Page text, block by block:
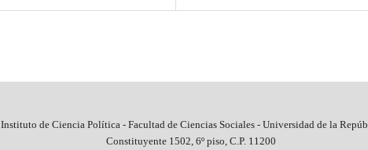
Instituto de Ciencia Política - Facultad de Ciencias Sociales - Universidad de la
Constituyente 1502, 6º piso, C.P. 11200